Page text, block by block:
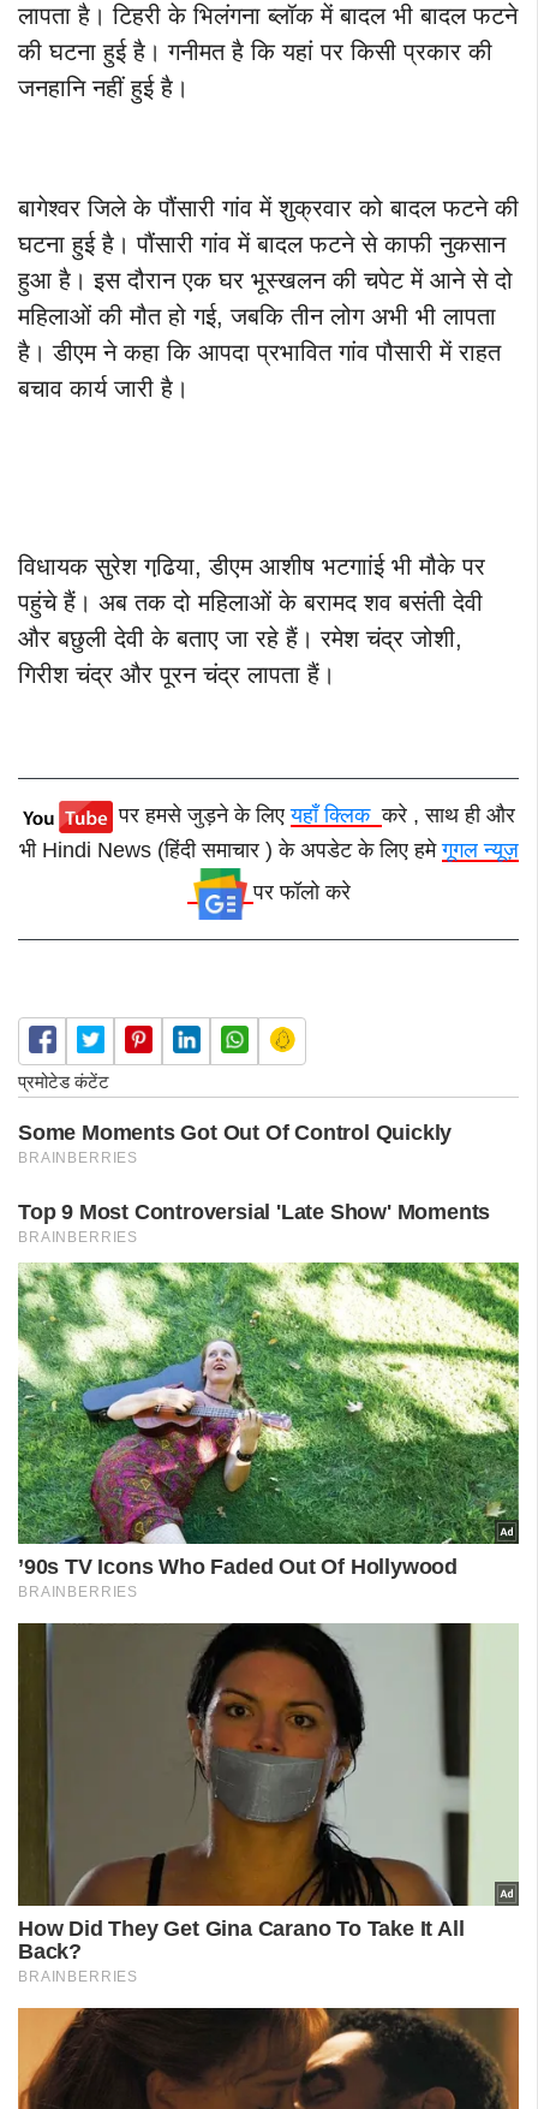
लापता है। टिहरी के भिलंगना ब्लॉक में बादल भी बादल फटने
की घटना हुई है। गनीमत है कि यहां पर किसी प्रकार की
जनहानि नहीं हुई है।
बागेश्वर जिले के पौंसारी गांव में शुक्रवार को बादल फटने की
घटना हुई है। पौंसारी गांव में बादल फटने से काफी नुकसान
हुआ है। इस दौरान एक घर भूस्खलन की चपेट में आने से दो
महिलाओं की मौत हो गई, जबकि तीन लोग अभी भी लापता
है। डीएम ने कहा कि आपदा प्रभावित गांव पौसारी में राहत
बचाव कार्य जारी है।
विधायक सुरेश गढि़या, डीएम आशीष भटगाांई भी मौके पर
पहुंचे हैं। अब तक दो महिलाओं के बरामद शव बसंती देवी
और बछुली देवी के बताए जा रहे हैं। रमेश चंद्र जोशी,
गिरीश चंद्र और पूरन चंद्र लापता हैं।
पर हमसे जुड़ने के लिएयहाँ क्लिककरे , साथ ही और
भी Hindi News (हिंदी समाचार ) के अपडेट के लिए हमेगूगल न्यूज़
पर फॉलो करे